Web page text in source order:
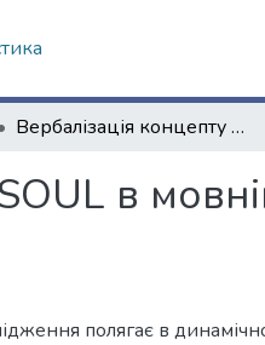
Вербалізація концепту ДУША/ SOUL в мовній картині світу українців та англійців
в
полягає в